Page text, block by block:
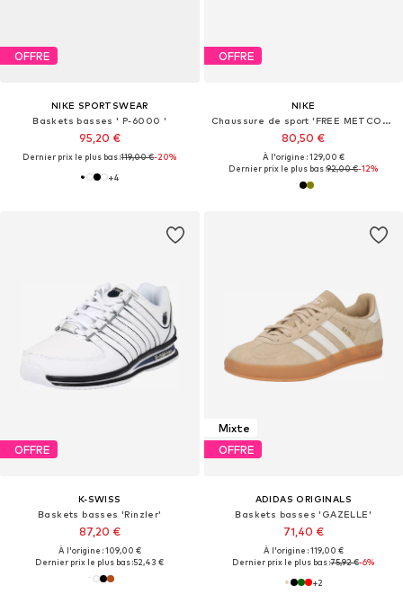
OFFRE
NIKE SPORTSWEAR
Baskets basses ' P-6000 '
95,20 €
Dernier prix le plus bas :119,00 €-20%
+4
OFFRE
NIKE
Chaussure de sport 'FREE METCON 6'
80,50 €
À l'origine : 129,00 €
Dernier prix le plus bas :92,00 €-12%
OFFRE
K-SWISS
Baskets basses 'Rinzler'
87,20 €
À l'origine : 109,00 €
Dernier prix le plus bas :52,43 €
Mixte
OFFRE
ADIDAS ORIGINALS
Baskets basses 'GAZELLE'
71,40 €
À l'origine : 119,00 €
Dernier prix le plus bas :75,92 €-6%
+2